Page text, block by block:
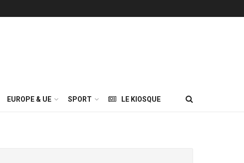
EUROPE & UE SPORT LE KIOSQUE